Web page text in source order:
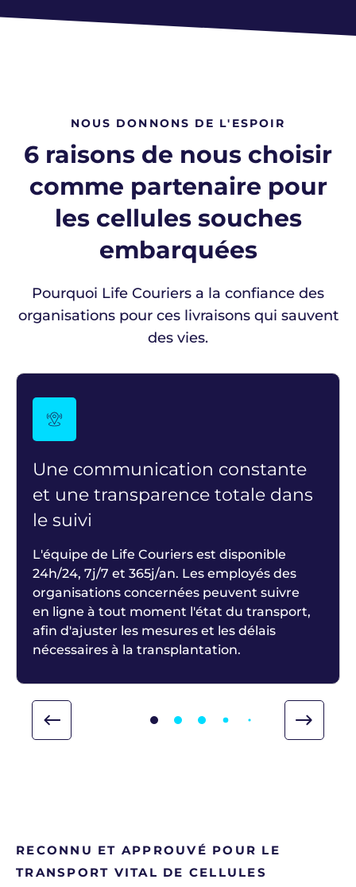
NOUS DONNONS DE L'ESPOIR
6 raisons de nous choisir
comme partenaire pour
les cellules souches
embarquées
Pourquoi Life Couriers a la confiance des
organisations pour ces livraisons qui sauvent
des vies.
Une communication constante
et une transparence totale dans
le suivi
L'équipe de Life Couriers est disponible
24h/24, 7j/7 et 365j/an. Les employés des
organisations concernées peuvent suivre
en ligne à tout moment l'état du transport,
afin d'ajuster les mesures et les délais
nécessaires à la transplantation.
RECONNU ET APPROUVÉ POUR LE
TRANSPORT VITAL DE CELLULES